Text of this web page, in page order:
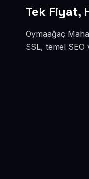
Tek Fiyat,
Oymaağaç
SSL, temel SEO